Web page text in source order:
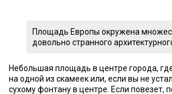
Площадь Европы окружена
довольно странного
Небольшая площадь в центре города,
на одной из скамеек или, если вы не
сухому фонтану в центре. Если повезет,